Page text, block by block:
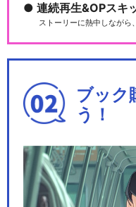
連続再生&OPスキ
ストーリーに熱中しながら
ブック
う！